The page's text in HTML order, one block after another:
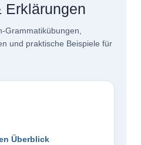
Erklärungen
Grammatikübungen,
und praktische Beispiele für
Überblick